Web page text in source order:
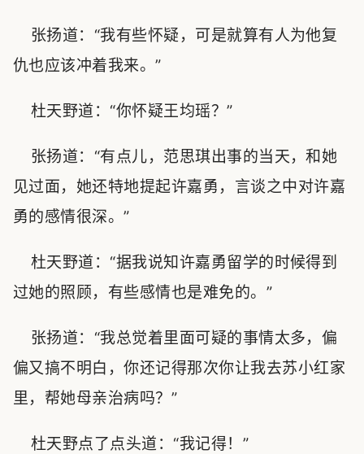
张扬道：“我有些怀疑，可是就算有人为他复
仇也应该冲着我来。”
杜天野道：“你怀疑王均瑶？”
张扬道：“有点儿，范思琪出事的当天，和她
见过面，她还特地提起许嘉勇，言谈之中对许嘉
勇的感情很深。”
杜天野道：“据我说知许嘉勇留学的时候得到
过她的照顾，有些感情也是难免的。”
张扬道：“我总觉着里面可疑的事情太多，偏
偏又搞不明白，你还记得那次你让我去苏小红家
里，帮她母亲治病吗？”
杜天野点了点头道：“我记得！”